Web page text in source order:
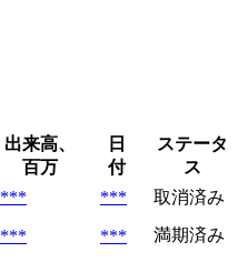
出来高、
百万
日
付
ステータ
ス
*** ***
取消済み
*** ***
満期済み